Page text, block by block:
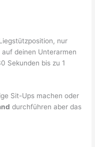
nur
deinen Unterarmen
Sekunden bis zu 1
Sit-Ups machen oder
durchführen aber das